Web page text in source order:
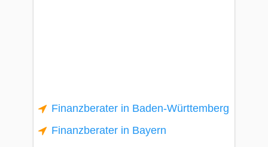
Finanzberater in Baden-Württemberg
Finanzberater in Bayern